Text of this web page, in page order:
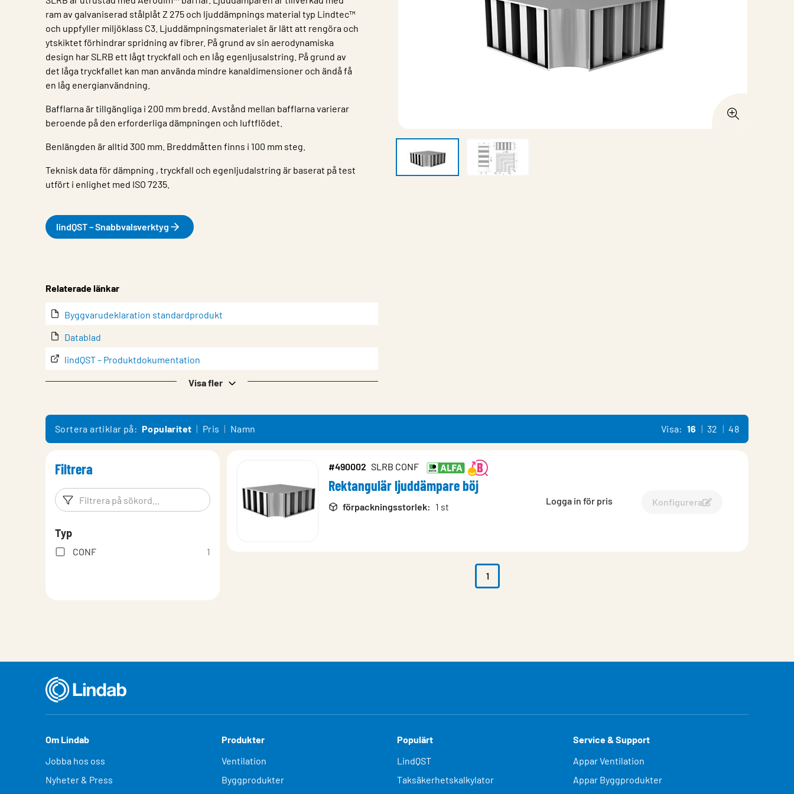
ram av galvaniserad stålplåt Z 275 och ljuddämpnings material typ Lindtec™
och uppfyller miljöklass C3. Ljuddämpningsmaterialet är lätt att rengöra och
ytskiktet förhindrar spridning av fibrer. På grund av sin aerodynamiska
design har SLRB ett lågt tryckfall och en låg egenljusalstring. På grund av
det låga tryckfallet kan man använda mindre kanaldimensioner och ändå få
en låg energianvändning.
Bafflarna är tillgängliga i 200 mm bredd. Avstånd mellan bafflarna varierar
beroende på den erforderliga dämpningen och luftflödet.
Benlängden är alltid 300 mm. Breddmåtten finns i 100 mm steg.
Teknisk data för dämpning , tryckfall och egenljudalstring är baserat på test
utfört i enlighet med ISO 7235.
lindQST – Snabbvalsverktyg
Relaterade länkar
Byggvarudeklaration standardprodukt
Datablad
lindQST – Produktdokumentation
Montering
Teknisk deklaration
Visa fler
Sortera artiklar på: Popularitet Pris Namn Visa: 16 32 48
Filtrera
Filtreringsord Filtrera produkter
Typ
CONF 1
#490002 SLRB CONF
Rektangulär ljuddämpare böj
förpackningsstorlek: 1 st
Logga in för pris Konfigurera
Konfigurera Rektangulär
1
Om Lindab
Jobba hos oss
Nyheter & Press
Produkter
Ventilation
Byggprodukter
Populärt
LindQST
Taksäkerhetskalkylator
Service & Support
Appar Ventilation
Appar Byggprodukter